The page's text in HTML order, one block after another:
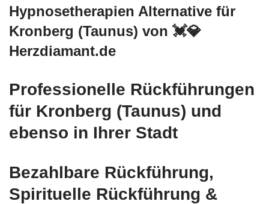
Hypnosetherapien Alternative für
Kronberg (Taunus) von 💓️💎
Herzdiamant.de
Professionelle Rückführungen
für Kronberg (Taunus) und
ebenso in Ihrer Stadt
Bezahlbare Rückführung,
Spirituelle Rückführung &